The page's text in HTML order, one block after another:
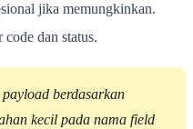
jika memungkinkan.
dan status.
berdasarkan
kecil pada nama field